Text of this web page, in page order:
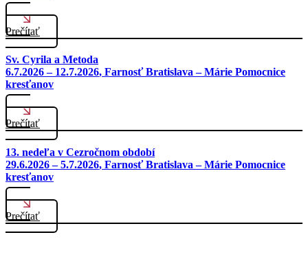
Prečítať
Sv. Cyrila a Metoda
6.7.2026 – 12.7.2026, Farnosť Bratislava – Márie Pomocnice
kresťanov
Prečítať
13. nedeľa v Cezročnom období
29.6.2026 – 5.7.2026, Farnosť Bratislava – Márie Pomocnice
kresťanov
Prečítať